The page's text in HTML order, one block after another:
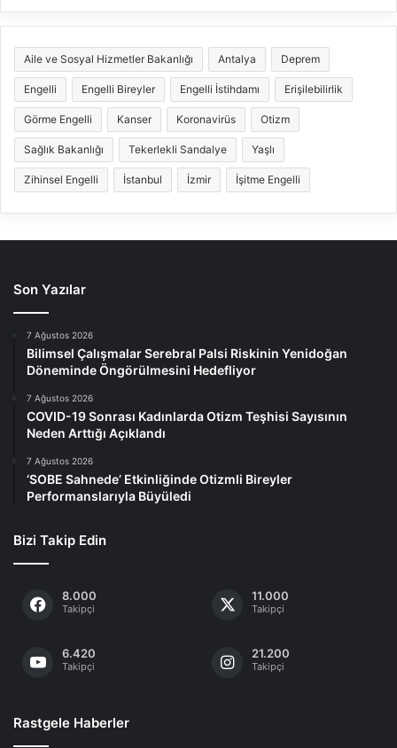
Aile ve Sosyal Hizmetler Bakanlığı Antalya Deprem
Engelli Engelli Bireyler Engelli İstihdamı Erişilebilirlik
Görme Engelli Kanser Koronavirüs Otizm
Sağlık Bakanlığı Tekerlekli Sandalye Yaşlı
Zihinsel Engelli İstanbul İzmir İşitme Engelli
Son Yazılar
7 Ağustos 2026
Bilimsel Çalışmalar Serebral Palsi Riskinin Yenidoğan
Döneminde Öngörülmesini Hedefliyor
7 Ağustos 2026
COVID-19 Sonrası Kadınlarda Otizm Teşhisi Sayısının
Neden Arttığı Açıklandı
7 Ağustos 2026
‘SOBE Sahnede’ Etkinliğinde Otizmli Bireyler
Performanslarıyla Büyüledi
Bizi Takip Edin
8.000
Takipçi
11.000
Takipçi
6.420
Takipçi
21.200
Takipçi
Rastgele Haberler